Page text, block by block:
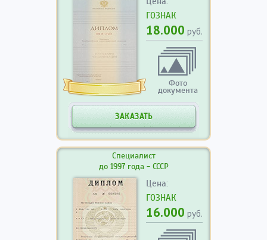
ГОЗНАК
18.000 руб.
Фото
документа
ЗАКАЗАТЬ
Специалист
до 1997 года - СССР
Цена:
ГОЗНАК
16.000 руб.